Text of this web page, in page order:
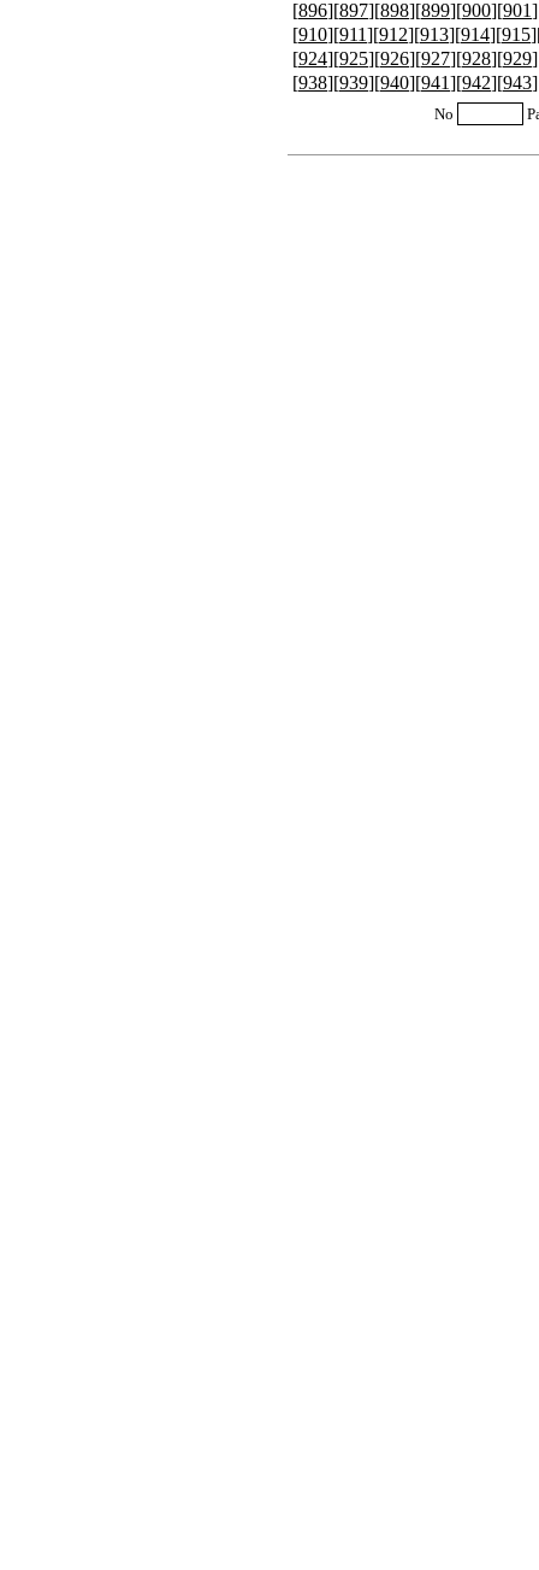
[896][897][898][899][900][901
[910][911][912][913][914][915
[924][925][926][927][928][929
[938][939][940][941][942][943
No